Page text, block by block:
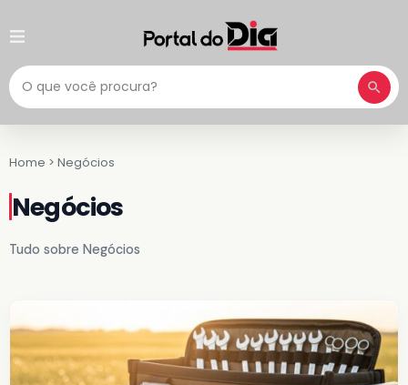
Pesquisar
Home > Negócios
Negócios
Tudo sobre Negócios